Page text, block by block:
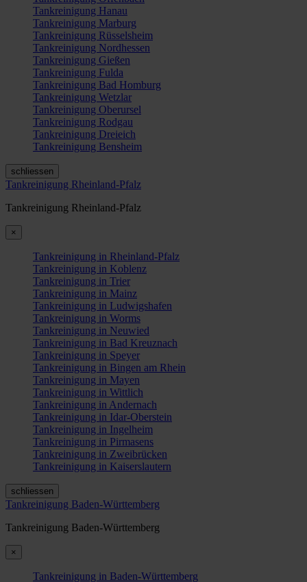
Tankreinigung Hanau
Tankreinigung Marburg
Tankreinigung Rüsselsheim
Tankreinigung Nordhessen
Tankreinigung Gießen
Tankreinigung Fulda
Tankreinigung Bad Homburg
Tankreinigung Wetzlar
Tankreinigung Oberursel
Tankreinigung Rodgau
Tankreinigung Dreieich
Tankreinigung Bensheim
schliessen
Tankreinigung Rheinland-Pfalz
Tankreinigung Rheinland-Pfalz
×
Tankreinigung in Rheinland-Pfalz
Tankreinigung in Koblenz
Tankreinigung in Trier
Tankreinigung in Mainz
Tankreinigung in Ludwigshafen
Tankreinigung in Worms
Tankreinigung in Neuwied
Tankreinigung in Bad Kreuznach
Tankreinigung in Speyer
Tankreinigung in Bingen am Rhein
Tankreinigung in Mayen
Tankreinigung in Wittlich
Tankreinigung in Andernach
Tankreinigung in Idar-Oberstein
Tankreinigung in Ingelheim
Tankreinigung in Pirmasens
Tankreinigung in Zweibrücken
Tankreinigung in Kaiserslautern
schliessen
Tankreinigung Baden-Württemberg
Tankreinigung Baden-Württemberg
×
Tankreinigung in Baden-Württemberg